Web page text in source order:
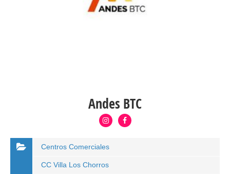
Andes BTC
Centros Comerciales
CC Villa Los Chorros